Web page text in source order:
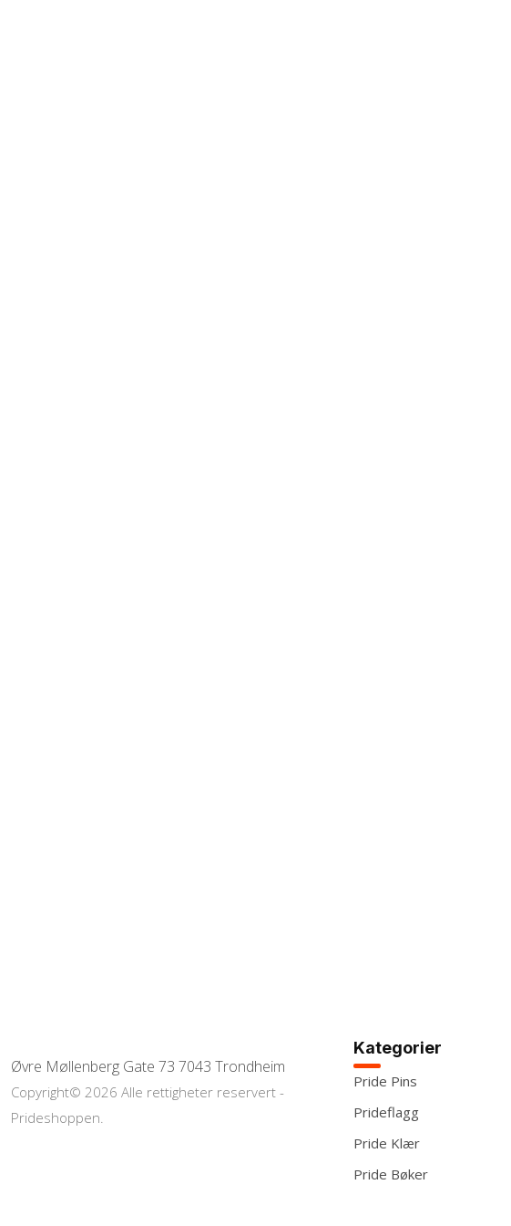
Øvre Møllenberg Gate 73 7043 Trondheim
Copyright© 2026 Alle rettigheter reservert -
Prideshoppen.
Kategorier
Pride Pins
Prideflagg
Pride Klær
Pride Bøker